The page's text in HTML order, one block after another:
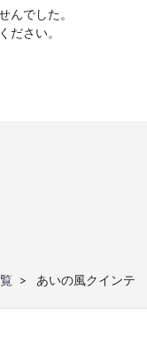
んでした。
ださい。
あいの風クインテ